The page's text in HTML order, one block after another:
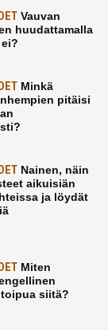
Vauvan
huudattamalla
Minkä
pitäisi
Nainen, näin
aikuisiän
ja löydät
Miten
siitä?